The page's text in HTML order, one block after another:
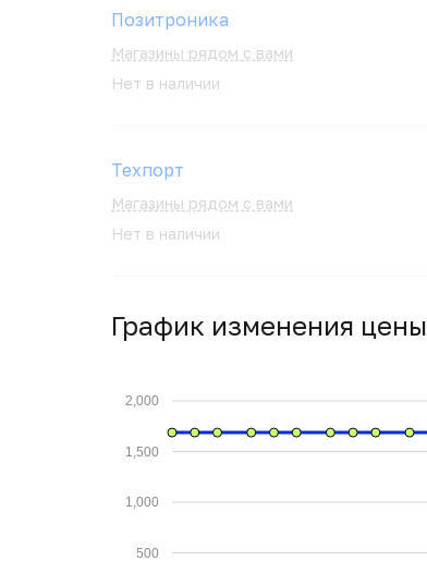
Позитроника
Магазины рядом с вами
Нет в наличии
Техпорт
Магазины рядом с вами
Нет в наличии
График изменения цены
500
1,000
1,500
2,000